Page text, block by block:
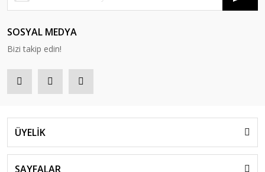
RP 29 Puf
SOSYAL MEDYA
Bizi takip edin!
ÜYELİK
SAYFALAR